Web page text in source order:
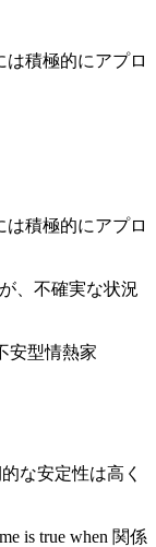
積極的にアプロ
積極的にアプロ
が、不確実な状況
安型情熱家
な安定性は高く
is true when 関係